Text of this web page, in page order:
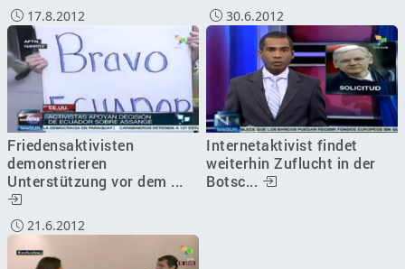
17.8.2012
Friedensaktivisten
demonstrieren
Unterstützung vor dem ...
30.6.2012
Internetaktivist findet
weiterhin Zuflucht in der
Botsc...
21.6.2012